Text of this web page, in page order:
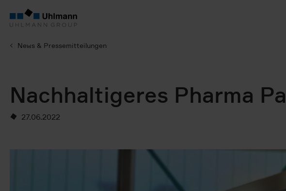
News & Pressemitteilungen
Nachhaltigeres Pharma
27.06.2022